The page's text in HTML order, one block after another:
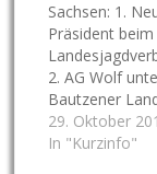
Sachsen: 1.
Präsident beim
2. AG Wolf
Bautzener
29. Oktober
In "Kurzinfo"